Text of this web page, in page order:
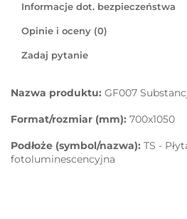
Informacje dot. bezpieczeństwa
Opinie i oceny (0)
Zadaj pytanie
Nazwa produktu: GF007
Format/rozmiar (mm): 700x1050
Podłoże (symbol/nazwa): TS -
fotoluminescencyjna